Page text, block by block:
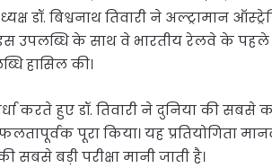
डॉ. बिश्वनाथ तिवारी ने अल्ट्रामान
उपलब्धि के साथ वे भारतीय रेलवे के
हासिल की।
करते हुए डॉ. तिवारी ने दुनिया की
पूरा किया। यह प्रतियोगिता
बड़ी परीक्षा मानी जाती है।